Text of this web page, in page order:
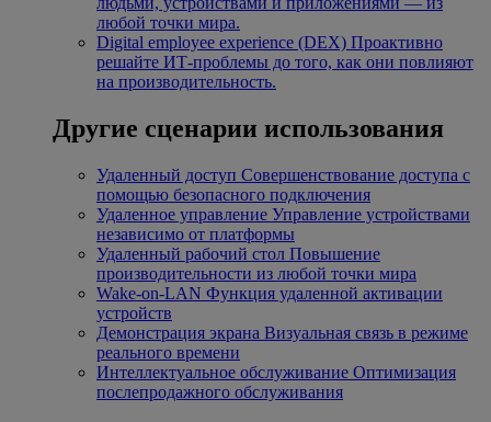
любой точки мира.
Digital employee experience (DEX) Проактивно
решайте ИТ-проблемы до того, как они повлияют
на производительность.
Другие сценарии использования
Удаленный доступ Совершенствование доступа с
помощью безопасного подключения
Удаленное управление Управление устройствами
независимо от платформы
Удаленный рабочий стол Повышение
производительности из любой точки мира
Wake-on-LAN Функция удаленной активации
устройств
Демонстрация экрана Визуальная связь в режиме
реального времени
Интеллектуальное обслуживание Оптимизация
послепродажного обслуживания